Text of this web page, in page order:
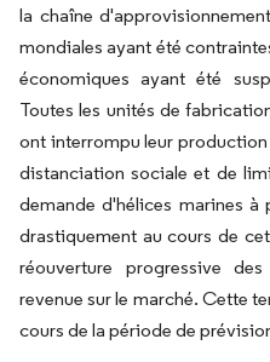
la chaîne
mondiales ayant été
économiques ayant été
Toutes les unités de
ont interrompu leur
distanciation sociale et de
demande d'hélices marines à
drastiquement au cours de
réouverture progressive
revenue sur le marché. Cette
cours de la période de